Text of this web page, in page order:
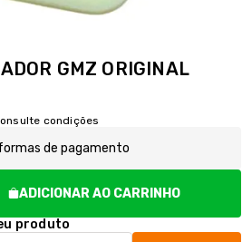
GMZ ORIGINAL
condições
de pagamento
ADICIONAR AO CARRINHO
produto